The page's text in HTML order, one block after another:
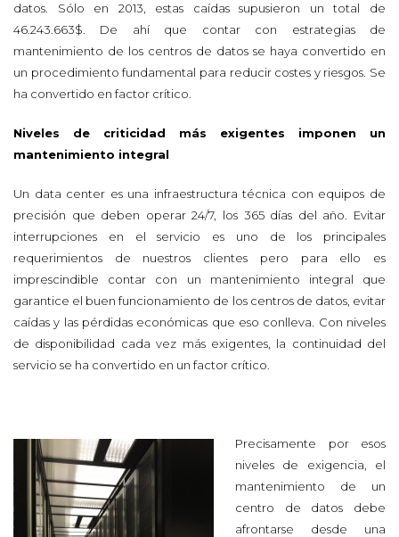
datos. Sólo en 2013, estas caídas supusieron un total de
46.243.663$. De ahí que contar con estrategias de
mantenimiento de los centros de datos se haya convertido en
un procedimiento fundamental para reducir costes y riesgos. Se
ha convertido en factor crítico.
Niveles de criticidad más exigentes imponen un
mantenimiento integral
Un data center es una infraestructura técnica con equipos de
precisión que deben operar 24/7, los 365 días del año. Evitar
interrupciones en el servicio es uno de los principales
requerimientos de nuestros clientes pero para ello es
imprescindible contar con un mantenimiento integral que
garantice el buen funcionamiento de los centros de datos, evitar
caídas y las pérdidas económicas que eso conlleva. Con niveles
de disponibilidad cada vez más exigentes, la continuidad del
servicio se ha convertido en un factor crítico.
Precisamente por esos
niveles de exigencia, el
mantenimiento de un
centro de datos debe
afrontarse desde una